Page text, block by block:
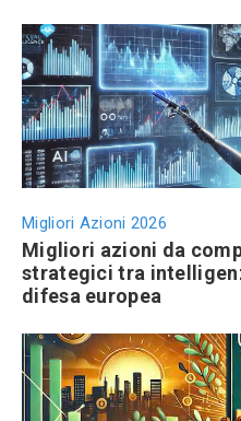
Migliori Azioni 2026
Migliori azioni da
strategici tra
difesa europea